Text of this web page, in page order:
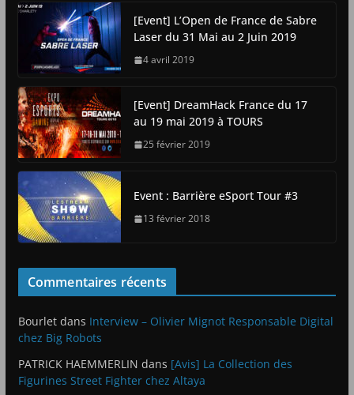
[Event] L’Open de France de Sabre
Laser du 31 Mai au 2 Juin 2019
4 avril 2019
[Event] DreamHack France du 17
au 19 mai 2019 à TOURS
25 février 2019
Event : Barrière eSport Tour #3
13 février 2018
Commentaires récents
Bourletdans Interview – Olivier Mignot Responsable Digital
chez Big Robots
PATRICK HAEMMERLIN dans [Avis] La Collection des
Figurines Street Fighter chez Altaya